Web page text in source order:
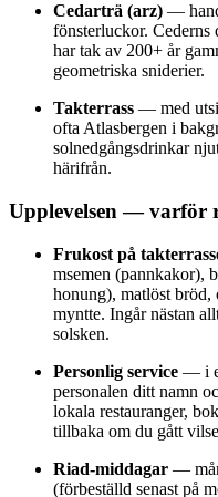
Cedarträ (arz) —
fönsterluckor.
har tak av 200+ år
geometriska sniderier.
Takterrass — med
ofta Atlasbergen i
solnedgångsdrinkar
härifrån.
Upplevelsen — varför
Frukost på
msemen (pannkakor),
honung), matlöst
myntte. Ingår nästan
solsken.
Personlig service — i
personalen ditt namn
lokala restauranger,
tillbaka om du gått
Riad-middagar —
(förbeställd senast på